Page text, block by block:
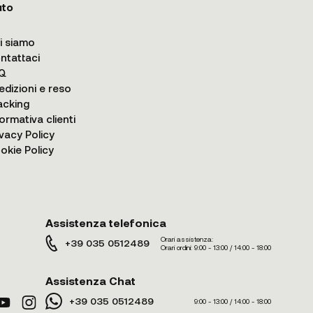
siamo
e reso
clienti
Policy
Policy
Assistenza telefonica
+39 035 0512489
Orari assistenza:
Orari ordini: 9:00 - 13:00 / 14:00 - 18:00
Assistenza Chat
+39 035 0512489 9:00 - 13:00 / 14:00 - 18:00